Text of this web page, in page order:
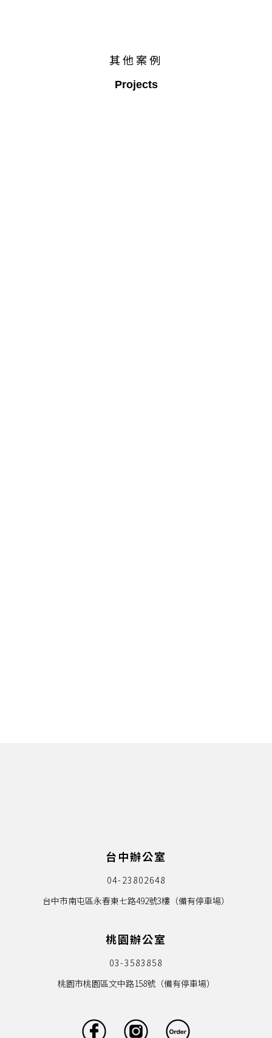
其他案例
Projects
台中辦公室
04-23802648
台中市南屯區永春東七路492號3樓（備有停車場）
桃園辦公室
03-3583858
桃園市桃園區文中路158號（備有停車場）